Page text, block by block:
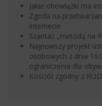
Jakie obowiązki ma
Zgoda na
internecie
Szantaż „metodą na
Najnowszy projekt
osobowych z dnia
ograniczenia dla
Kościół zgodny z